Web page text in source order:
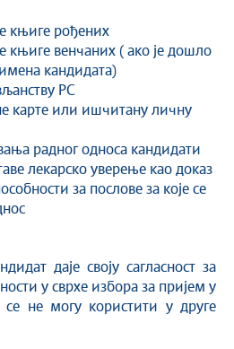
књиге рођених
књиге венчаних ( ако је дошло
кандидата)
РС
карте или ишчитану личну
радног односа кандидати
лекарско уверење као доказ
за послове за које се
даје своју сагласност за
у сврхе избора за пријем у
не могу користити у друге